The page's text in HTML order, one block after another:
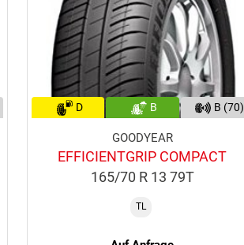
D B B (70)
GOODYEAR
EFFICIENTGRIP COMPACT
165/70 R 13 79T
TL